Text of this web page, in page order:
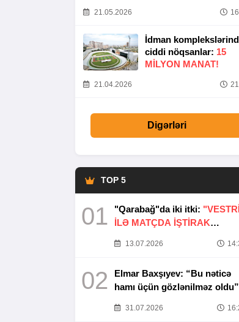
21.05.2026
İdman
ciddi nöqsanlar: 15
MILYON MANAT!
21.04.2026
Digərləri
TOP 5
01 "Qarabağ"da iki itki:
İLƏ MATÇDA İŞTİRAK
13.07.2026
02
Elmar Baxşıyev: “Bu nəticə
hamı üçün gözlənilməz oldu”
31.07.2026